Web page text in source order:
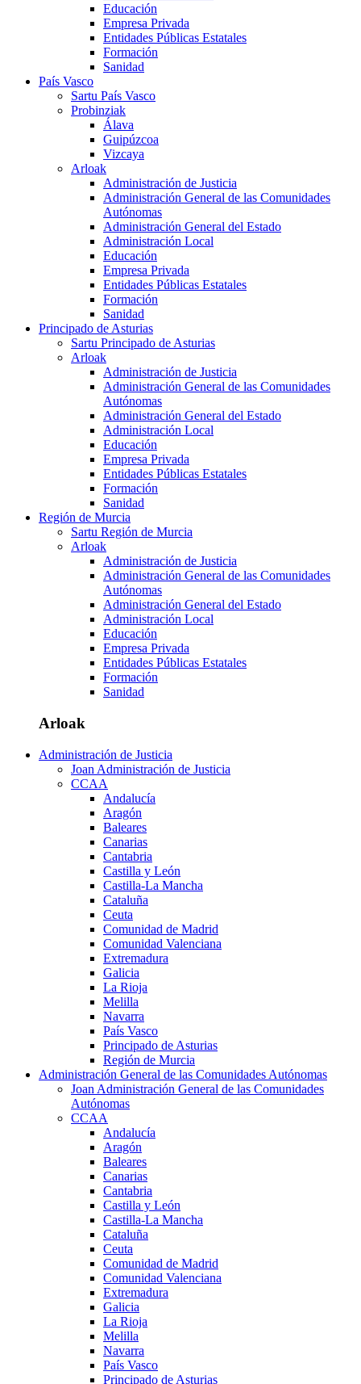
Educación
Empresa Privada
Entidades Públicas Estatales
Formación
Sanidad
País Vasco
Sartu País Vasco
Probinziak
Álava
Guipúzcoa
Vizcaya
Arloak
Administración de Justicia
Administración General de las Comunidades
Autónomas
Administración General del Estado
Administración Local
Educación
Empresa Privada
Entidades Públicas Estatales
Formación
Sanidad
Principado de Asturias
Sartu Principado de Asturias
Arloak
Administración de Justicia
Administración General de las Comunidades
Autónomas
Administración General del Estado
Administración Local
Educación
Empresa Privada
Entidades Públicas Estatales
Formación
Sanidad
Región de Murcia
Sartu Región de Murcia
Arloak
Administración de Justicia
Administración General de las Comunidades
Autónomas
Administración General del Estado
Administración Local
Educación
Empresa Privada
Entidades Públicas Estatales
Formación
Sanidad
Arloak
Administración de Justicia
Joan Administración de Justicia
CCAA
Andalucía
Aragón
Baleares
Canarias
Cantabria
Castilla y León
Castilla-La Mancha
Cataluña
Ceuta
Comunidad de Madrid
Comunidad Valenciana
Extremadura
Galicia
La Rioja
Melilla
Navarra
País Vasco
Principado de Asturias
Región de Murcia
Administración General de las Comunidades Autónomas
Joan Administración General de las Comunidades
Autónomas
CCAA
Andalucía
Aragón
Baleares
Canarias
Cantabria
Castilla y León
Castilla-La Mancha
Cataluña
Ceuta
Comunidad de Madrid
Comunidad Valenciana
Extremadura
Galicia
La Rioja
Melilla
Navarra
País Vasco
Principado de Asturias